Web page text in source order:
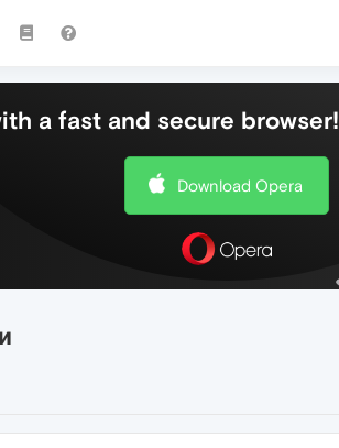
a fast and secure browser!
Download Opera